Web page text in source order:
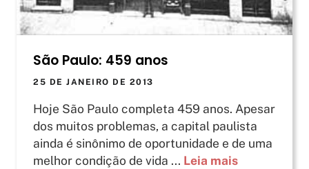
São Paulo: 459 anos
25 DE JANEIRO DE 2013
Hoje São Paulo completa 459 anos. Apesar
dos muitos problemas, a capital paulista
ainda é sinônimo de oportunidade e de uma
melhor condição de vida ... Leia mais